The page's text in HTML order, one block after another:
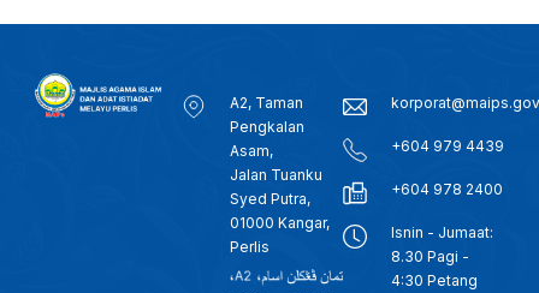
A2, Taman
Pengkalan
Asam,
Jalan Tuanku
Syed Putra,
01000 Kangar,
Perlis
+604 979 4439
+604 978 2400
Isnin - Jumaat:
8.30 Pagi -
4:30 Petang